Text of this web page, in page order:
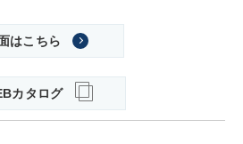
はこちら
カタログ